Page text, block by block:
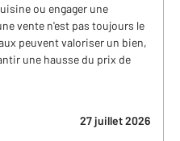
ou engager une
vente n'est pas toujours le
peuvent valoriser un bien,
une hausse du prix de
27 juillet 2026